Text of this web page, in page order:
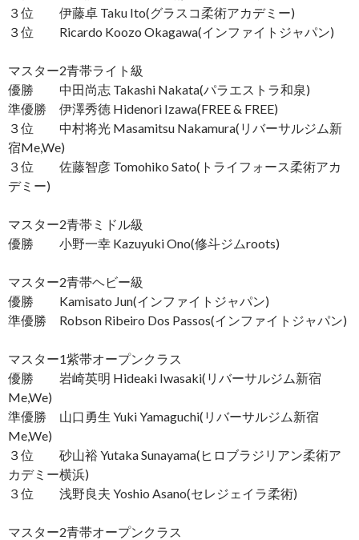
３位 伊藤卓 Taku Ito(グラスコ柔術アカデミー)
３位 Ricardo Koozo Okagawa(インファイトジャパン)
マスター2青帯ライト級
優勝 中田尚志 Takashi Nakata(パラエストラ和泉)
準優勝 伊澤秀徳 Hidenori Izawa(FREE & FREE)
３位 中村将光 Masamitsu Nakamura(リバーサルジム新
宿Me,We)
３位 佐藤智彦 Tomohiko Sato(トライフォース柔術アカ
デミー)
マスター2青帯ミドル級
優勝 小野一幸 Kazuyuki Ono(修斗ジムroots)
マスター2青帯ヘビー級
優勝 Kamisato Jun(インファイトジャパン)
準優勝 Robson Ribeiro Dos Passos(インファイトジャパン)
マスター1紫帯オープンクラス
優勝 岩崎英明 Hideaki Iwasaki(リバーサルジム新宿
Me,We)
準優勝 山口勇生 Yuki Yamaguchi(リバーサルジム新宿
Me,We)
３位 砂山裕 Yutaka Sunayama(ヒロブラジリアン柔術ア
カデミー横浜)
３位 浅野良夫 Yoshio Asano(セレジェイラ柔術)
マスター2青帯オープンクラス